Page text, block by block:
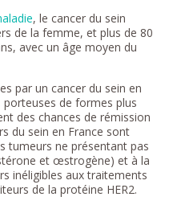
, le cancer du sein
de la femme, et plus de 80
avec un âge moyen du
par un cancer du sein en
porteuses de formes plus
des chances de rémission
du sein en France sont
tumeurs ne présentant pas
et œstrogène) et à la
inéligibles aux traitements
de la protéine HER2.